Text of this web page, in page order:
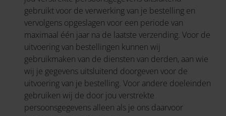
gebruikt voor de verwerking van je bestelling en
vervolgens opgeslagen voor een periode van
maximaal één jaar na de laatste verzending. Voor de
uitvoering van bestellingen kunnen wij
gebruikmaken van de diensten van derden, aan wie
wij je gegevens uitsluitend doorgeven voor de
uitvoering van je bestelling. Voor andere doeleinden
gebruiken wij de door jou verstrekte
persoonsgegevens alleen als je ons daarvoor